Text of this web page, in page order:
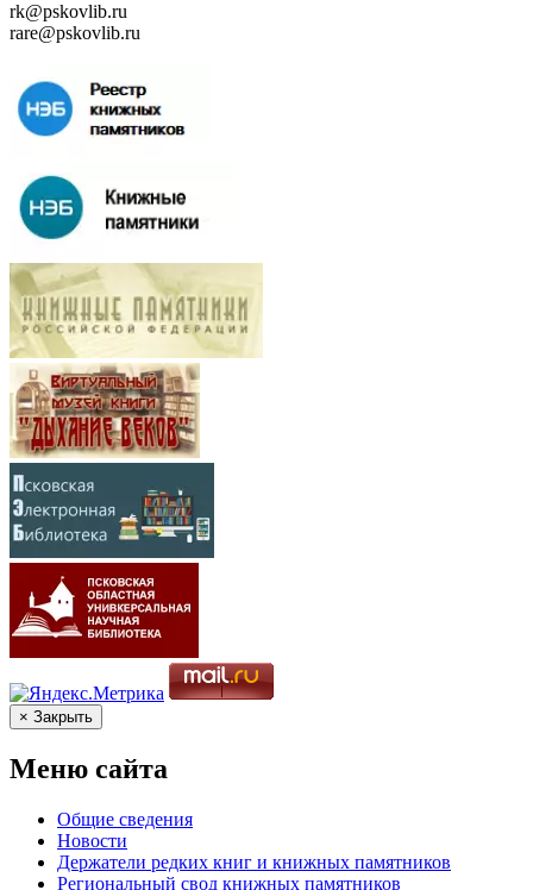
rk@pskovlib.ru
rare@pskovlib.ru
× Закрыть
Меню сайта
Общие сведения
Новости
Держатели редких книг и книжных памятников
Региональный свод книжных памятников